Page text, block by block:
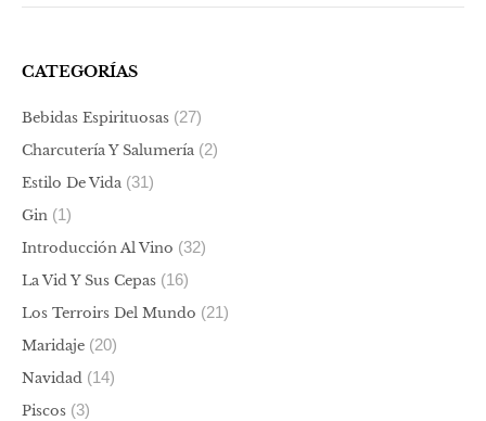
CATEGORÍAS
Bebidas Espirituosas (27)
Charcutería Y Salumería (2)
Estilo De Vida (31)
Gin (1)
Introducción Al Vino (32)
La Vid Y Sus Cepas (16)
Los Terroirs Del Mundo (21)
Maridaje (20)
Navidad (14)
Piscos (3)